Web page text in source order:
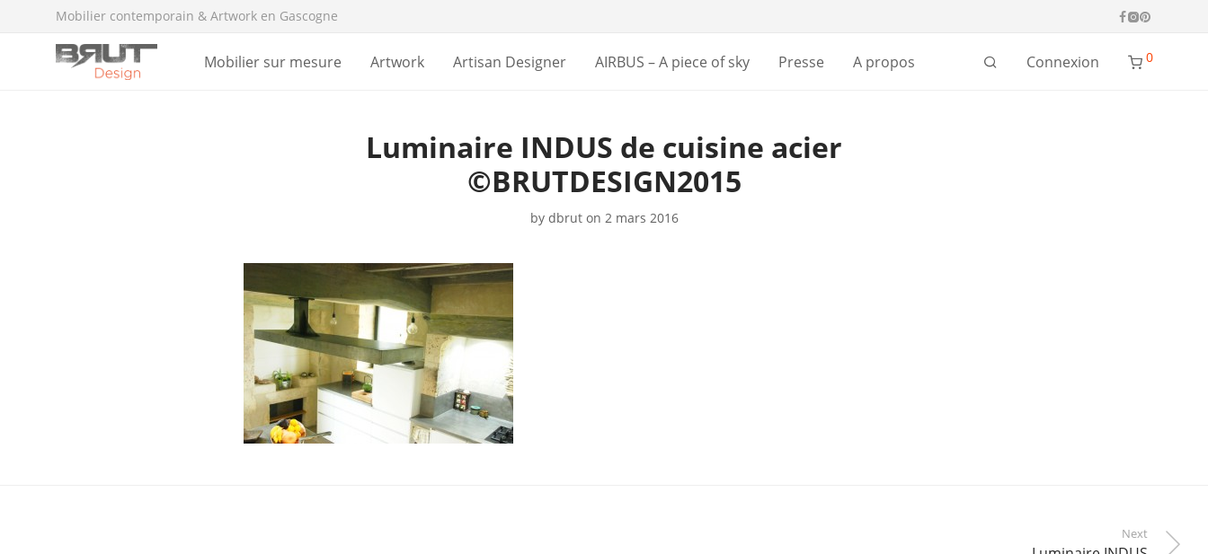
Mobilier contemporain & Artwork en Gascogne
Mobilier sur mesure Artwork Artisan Designer AIRBUS – A piece of sky Presse A propos Connexion 0
Luminaire INDUS de cuisine acier
©BRUTDESIGN2015
by dbrut on 2 mars 2016
Next